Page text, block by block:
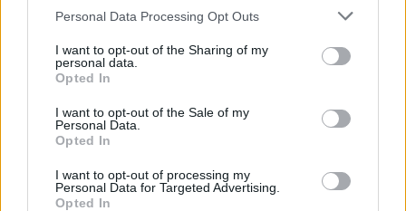
Personal Data Processing Opt Outs
I want to opt-out of the Sharing of my
personal data.
Opted In
I want to opt-out of the Sale of my
Personal Data.
Opted In
I want to opt-out of processing my
Personal Data for Targeted Advertising.
Opted In
Ακολουθήστε το E-Radio.gr στο
Εσύ μπήκες στο E-Daily.gr; Τα νέα της ημέρας